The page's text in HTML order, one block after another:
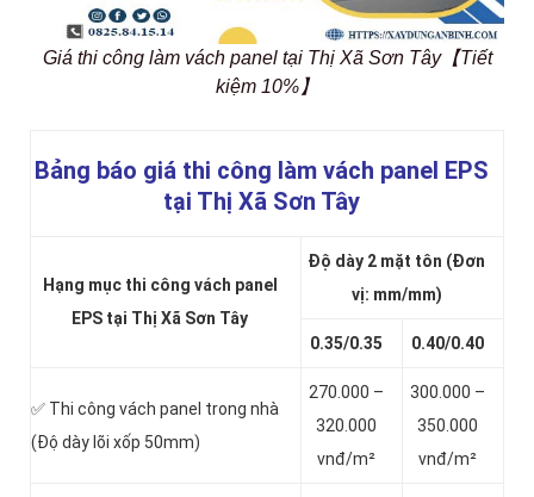
Giá thi công làm vách panel tại Thị Xã Sơn Tây【Tiết
kiệm 10%】
Bảng báo giá thi công làm vách panel EPS
tại Thị Xã Sơn Tây
Hạng mục thi công vách panel
EPS tại Thị Xã Sơn Tây
Độ dày 2 mặt tôn (Đơn
vị: mm/mm)
0.35/0.35 0.40/0.40
✅ Thi công vách panel trong nhà
(Độ dày lõi xốp 50mm)
270.000 –
320.000
vnđ/m²
300.000 –
350.000
vnđ/m²